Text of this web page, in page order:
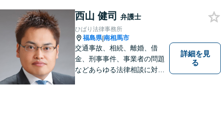
西山 健司 弁護士
ひばり法律事務所
福島県|南相馬市
交通事故、相続、離婚、借
金、刑事事件、事業者の問題
などあらゆる法律相談に対応
詳細を見
る